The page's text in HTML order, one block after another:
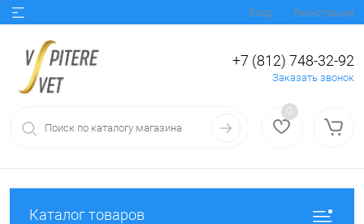
Вход Регистрация
+7 (812) 748-32-92
Заказать звонок
0
Каталог товаров